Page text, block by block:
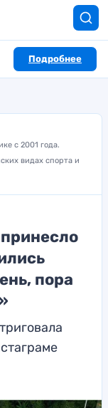
Подробнее
с 2001 года.
видах спорта и
пора